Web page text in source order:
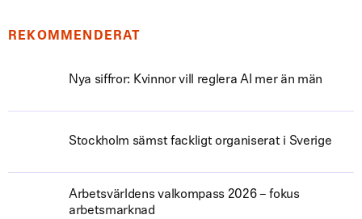
REKOMMENDERAT
Nya siffror: Kvinnor vill reglera AI mer än män
Stockholm sämst fackligt organiserat i Sverige
Arbetsvärldens valkompass 2026 – fokus
arbetsmarknad